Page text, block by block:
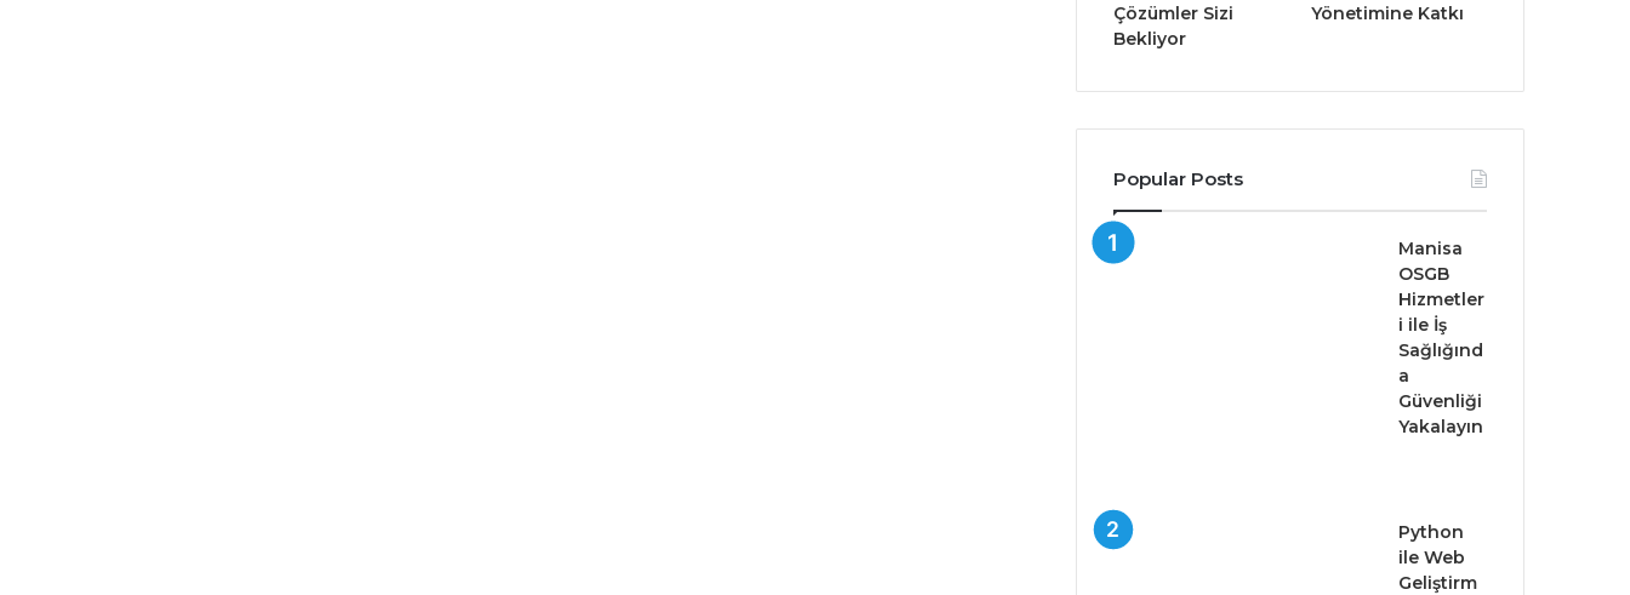
Çözümler Sizi
Bekliyor
Yönetimine Katkı
Popular Posts
Manisa
OSGB
Hizmetler
i ile İş
Sağlığınd
a
Güvenliği
Yakalayın
Python
ile Web
Geliştirm